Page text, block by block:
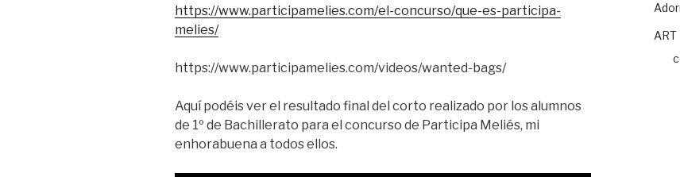
https://www.participamelies.com/el-concurso/que-es-participa-
melies/
https://www.participamelies.com/videos/wanted-bags/
Aquí podéis ver el resultado final del corto realizado por los alumnos
de 1º de Bachillerato para el concurso de Participa Meliés, mi
enhorabuena a todos ellos.
ART